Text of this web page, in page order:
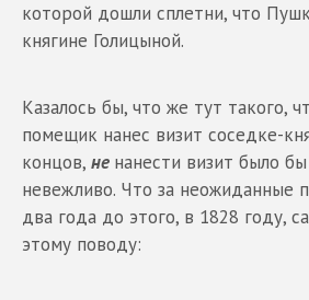
которой дошли сплетни, что
княгине Голицыной.
Казалось бы, что же тут такого,
помещик нанес визит соседке-
концов, не нанести визит было
невежливо. Что за неожиданные
два года до этого, в 1828 году,
этому поводу: